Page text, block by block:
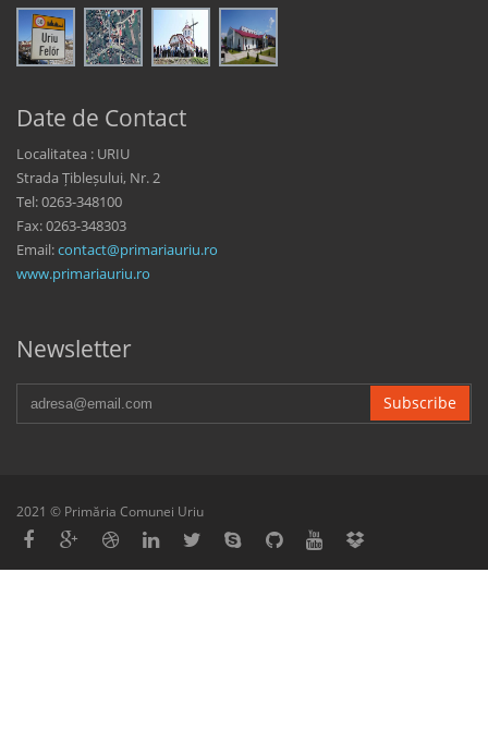
Date de Contact
Localitatea : URIU
Strada Țibleșului, Nr. 2
Tel: 0263-348100
Fax: 0263-348303
Email:contact@primariauriu.ro
www.primariauriu.ro
Newsletter
Subscribe
2021 © Primăria Comunei Uriu